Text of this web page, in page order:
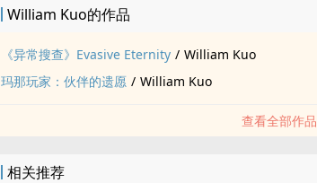
William Kuo的作品
《异常搜查》Evasive Eternity / William Kuo
玛那玩家：伙伴的遗愿 / William Kuo
查看全部作品
相关推荐